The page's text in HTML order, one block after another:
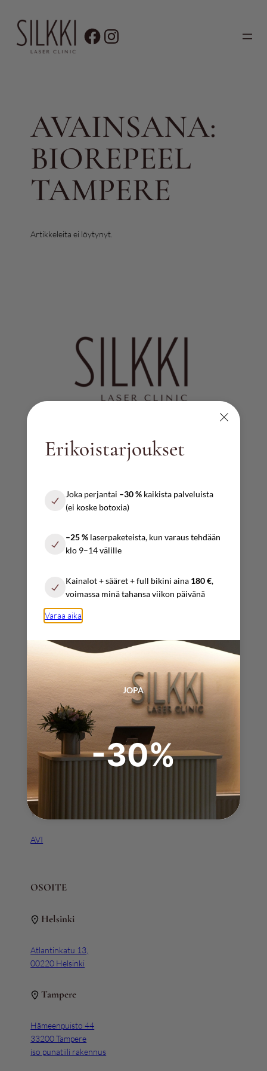
sisältöön
AVAINSANA:
BIOREPEEL
TAMPERE
Artikkeleita ei löytynyt.
Erikoistarjoukset
Joka perjantai –30 %kaikista palveluista
(ei koske botoxia)
–25 % laserpaketeista, kun varaus tehdään
klo 9–14 välille
Kainalot + sääret + full bikini aina 180 €,
voimassa minä tahansa viikon päivänä
Varaa aika
JOPA
-30%
AUKIOLOAJAT
10:00 – 17:00
10:00 – 17:00
Sopimuksen mukaan
info@silkkilaserclinic.fi
varaukset@ silkkilaserclinic.fi
+358 (0) 4025 000 45
Y-tunnus 3111163-5
AVI
OSOITE
Helsinki
Atlantinkatu 13,
00220 Helsinki
Tampere
Hämeenpuisto 44
33200 Tampere
iso punatiili rakennus